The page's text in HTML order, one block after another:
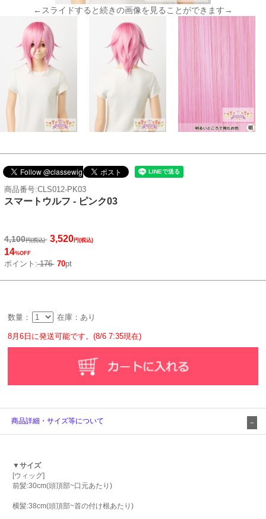
←スライドすると続きの画像を見ることができます→
商品番号:CLS012-PK03
スマートウルフ - ピンク03
4,100円(税込) 3,520円(税込)
14%OFF
ポイント:176 70pt
数量： 在庫：あり
8月6日に発送可能です。(8/6 7:35現在)
商品詳細・サイズ等について
▼サイズ
[ウィッグ]
前髪:30cm(頭頂部~口元あたり)
横髪:38cm(頭頂部~首の付け根あたり)